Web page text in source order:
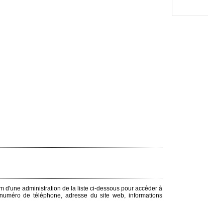
d'une administration de la liste ci-dessous pour accéder à
de téléphone, adresse du site web, informations